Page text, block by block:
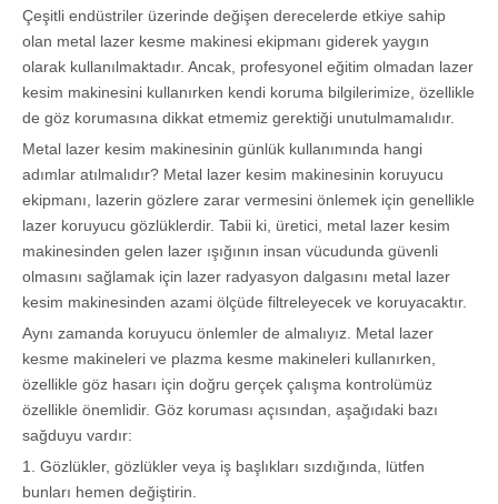
Çeşitli endüstriler üzerinde değişen derecelerde etkiye sahip
olan metal lazer kesme makinesi ekipmanı giderek yaygın
olarak kullanılmaktadır. Ancak, profesyonel eğitim olmadan lazer
kesim makinesini kullanırken kendi koruma bilgilerimize, özellikle
de göz korumasına dikkat etmemiz gerektiği unutulmamalıdır.
Metal lazer kesim makinesinin günlük kullanımında hangi
adımlar atılmalıdır? Metal lazer kesim makinesinin koruyucu
ekipmanı, lazerin gözlere zarar vermesini önlemek için genellikle
lazer koruyucu gözlüklerdir. Tabii ki, üretici, metal lazer kesim
makinesinden gelen lazer ışığının insan vücudunda güvenli
olmasını sağlamak için lazer radyasyon dalgasını metal lazer
kesim makinesinden azami ölçüde filtreleyecek ve koruyacaktır.
Aynı zamanda koruyucu önlemler de almalıyız. Metal lazer
kesme makineleri ve plazma kesme makineleri kullanırken,
özellikle göz hasarı için doğru gerçek çalışma kontrolümüz
özellikle önemlidir. Göz koruması açısından, aşağıdaki bazı
sağduyu vardır:
1. Gözlükler, gözlükler veya iş başlıkları sızdığında, lütfen
bunları hemen değiştirin.